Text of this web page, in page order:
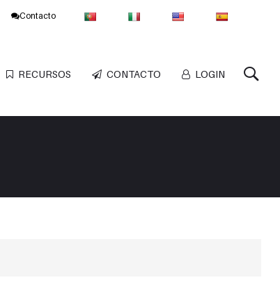
Contacto
RECURSOS CONTACTO LOGIN